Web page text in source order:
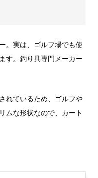
。実は、ゴルフ場でも使
す。釣り具専門メーカー
れているため、ゴルフや
ムな形状なので、カート